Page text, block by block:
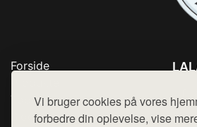
Vi bruger cookies på vores
forbedre din oplevelse, vise
Forside
Top Rabatter
Blog